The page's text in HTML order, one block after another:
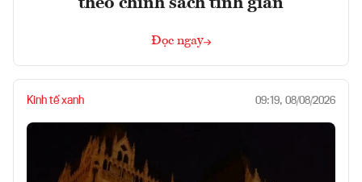
Đọc ngay
Kinh tế xanh 09:19, 08/08/2026